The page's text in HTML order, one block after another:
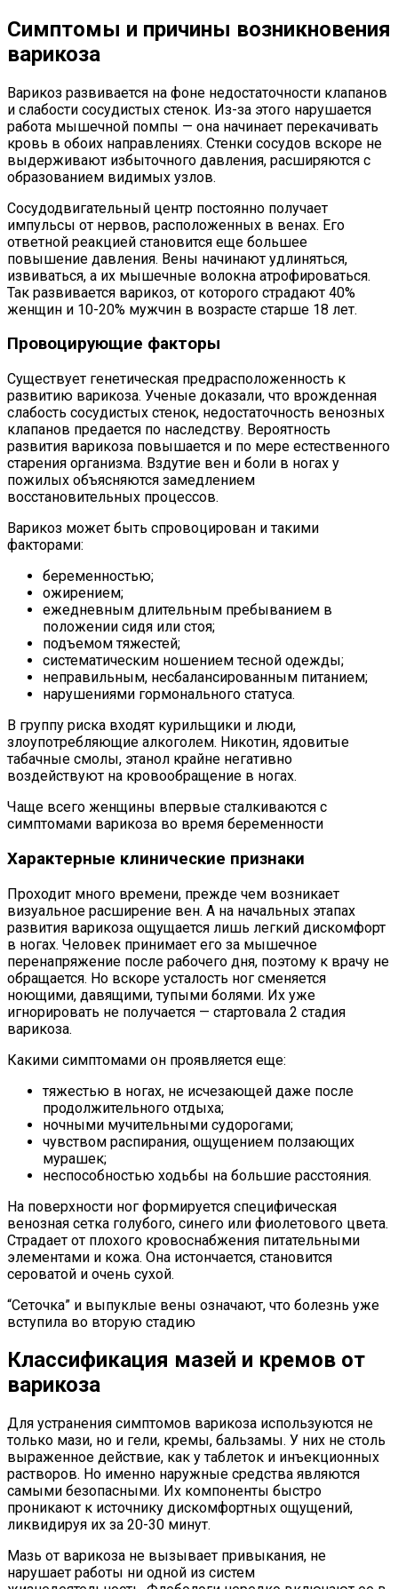
Симптомы и причины возникновения
варикоза
Варикоз развивается на фоне недостаточности клапанов
и слабости сосудистых стенок. Из-за этого нарушается
работа мышечной помпы — она начинает перекачивать
кровь в обоих направлениях. Стенки сосудов вскоре не
выдерживают избыточного давления, расширяются с
образованием видимых узлов.
Сосудодвигательный центр постоянно получает
импульсы от нервов, расположенных в венах. Его
ответной реакцией становится еще большее
повышение давления. Вены начинают удлиняться,
извиваться, а их мышечные волокна атрофироваться.
Так развивается варикоз, от которого страдают 40%
женщин и 10-20% мужчин в возрасте старше 18 лет.
Провоцирующие факторы
Существует генетическая предрасположенность к
развитию варикоза. Ученые доказали, что врожденная
слабость сосудистых стенок, недостаточность венозных
клапанов предается по наследству. Вероятность
развития варикоза повышается и по мере естественного
старения организма. Вздутие вен и боли в ногах у
пожилых объясняются замедлением
восстановительных процессов.
Варикоз может быть спровоцирован и такими
факторами:
беременностью;
ожирением;
ежедневным длительным пребыванием в
положении сидя или стоя;
подъемом тяжестей;
систематическим ношением тесной одежды;
неправильным, несбалансированным питанием;
нарушениями гормонального статуса.
В группу риска входят курильщики и люди,
злоупотребляющие алкоголем. Никотин, ядовитые
табачные смолы, этанол крайне негативно
воздействуют на кровообращение в ногах.
Чаще всего женщины впервые сталкиваются с
симптомами варикоза во время беременности
Характерные клинические признаки
Проходит много времени, прежде чем возникает
визуальное расширение вен. А на начальных этапах
развития варикоза ощущается лишь легкий дискомфорт
в ногах. Человек принимает его за мышечное
перенапряжение после рабочего дня, поэтому к врачу не
обращается. Но вскоре усталость ног сменяется
ноющими, давящими, тупыми болями. Их уже
игнорировать не получается — стартовала 2 стадия
варикоза.
Какими симптомами он проявляется еще:
тяжестью в ногах, не исчезающей даже после
продолжительного отдыха;
ночными мучительными судорогами;
чувством распирания, ощущением ползающих
мурашек;
неспособностью ходьбы на большие расстояния.
На поверхности ног формируется специфическая
венозная сетка голубого, синего или фиолетового цвета.
Страдает от плохого кровоснабжения питательными
элементами и кожа. Она истончается, становится
сероватой и очень сухой.
“Сеточка” и выпуклые вены означают, что болезнь уже
вступила во вторую стадию
Классификация мазей и кремов от
варикоза
Для устранения симптомов варикоза используются не
только мази, но и гели, кремы, бальзамы. У них не столь
выраженное действие, как у таблеток и инъекционных
растворов. Но именно наружные средства являются
самыми безопасными. Их компоненты быстро
проникают к источнику дискомфортных ощущений,
ликвидируя их за 20-30 минут.
Мазь от варикоза не вызывает привыкания, не
нарушает работы ни одной из систем